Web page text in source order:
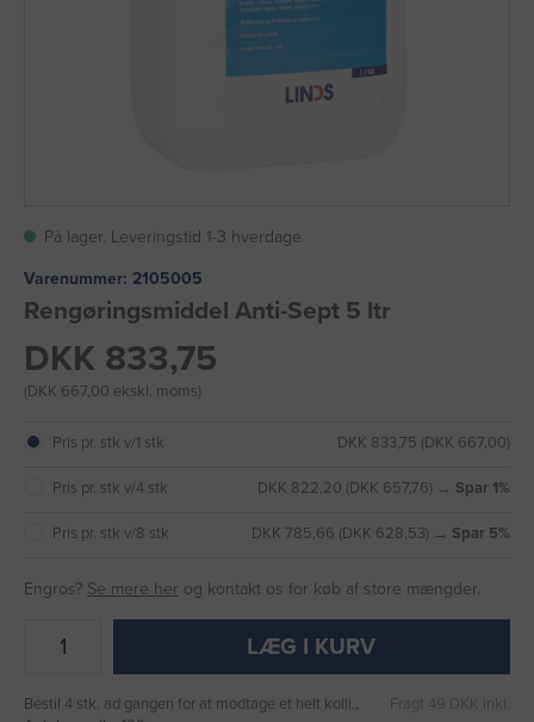
På lager. Leveringstid 1-3 hverdage
Varenummer: 2105005
Rengøringsmiddel Anti-Sept 5 ltr
DKK 833,75
(DKK 667,00 ekskl. moms)
Pris pr. stk v/1 stk DKK 833,75 (DKK 667,00)
Pris pr. stk v/4 stk DKK 822,20 (DKK 657,76) → Spar 1%
Pris pr. stk v/8 stk DKK 785,66 (DKK 628,53) → Spar 5%
Engros? Se mere her og kontakt os for køb af store mængder.
LÆG I KURV
Bestil 4 stk. ad gangen for at modtage et helt kolli.,
Fragt 49 DKK inkl.